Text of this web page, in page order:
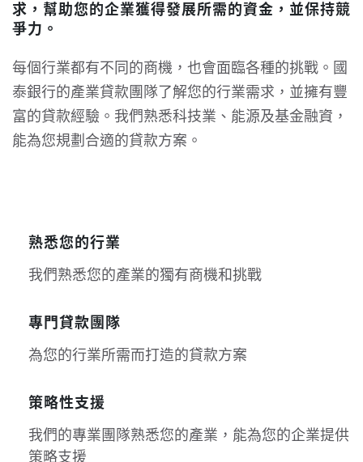
求，幫助您的企業獲得發展所需的資金，並保持競
爭力。
每個行業都有不同的商機，也會面臨各種的挑戰。國
泰銀行的產業貸款團隊了解您的行業需求，並擁有豐
富的貸款經驗。我們熟悉科技業、能源及基金融資，
能為您規劃合適的貸款方案。
熟悉您的行業
我們熟悉您的產業的獨有商機和挑戰
專門貸款團隊
為您的行業所需而打造的貸款方案
策略性支援
我們的專業團隊熟悉您的產業，能為您的企業提供
策略支援